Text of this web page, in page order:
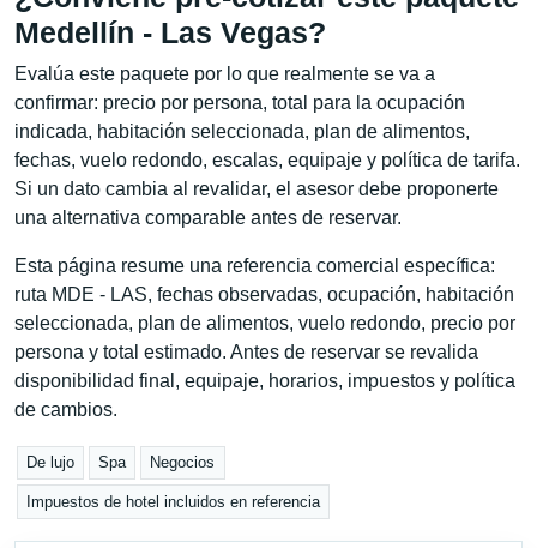
Medellín - Las Vegas?
Evalúa este paquete por lo que realmente se va a
confirmar: precio por persona, total para la ocupación
indicada, habitación seleccionada, plan de alimentos,
fechas, vuelo redondo, escalas, equipaje y política de tarifa.
Si un dato cambia al revalidar, el asesor debe proponerte
una alternativa comparable antes de reservar.
Esta página resume una referencia comercial específica:
ruta MDE - LAS, fechas observadas, ocupación, habitación
seleccionada, plan de alimentos, vuelo redondo, precio por
persona y total estimado. Antes de reservar se revalida
disponibilidad final, equipaje, horarios, impuestos y política
de cambios.
De lujo Spa Negocios
Impuestos de hotel incluidos en referencia